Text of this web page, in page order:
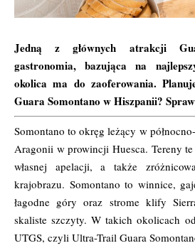
Jedną z głównych atrakcji
gastronomia, bazująca na
okolica ma do zaoferowania.
Guara Somontano w Hiszpanii?
Somontano to okręg leżący w
Aragonii w prowincji Huesca. Tereny
własnej apelacji, a także
krajobrazu. Somontano to winnice,
łagodne góry oraz strome klify
skaliste szczyty. W takich okolicach
UTGS, czyli Ultra-Trail Guara